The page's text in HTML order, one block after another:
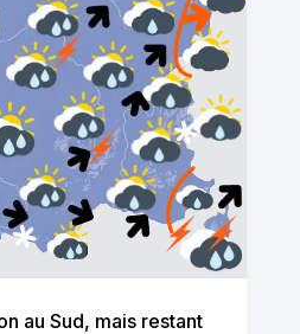
au Sud, mais restant